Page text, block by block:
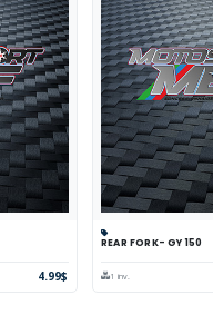
4.99$
Panier
REAR FORK- GY 150
1 inv.